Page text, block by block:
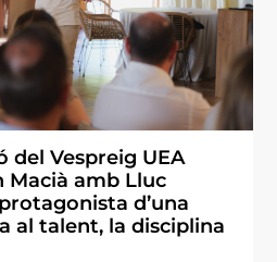
del Vespreig UEA
Macià amb Lluc
d’una
al talent, la disciplina